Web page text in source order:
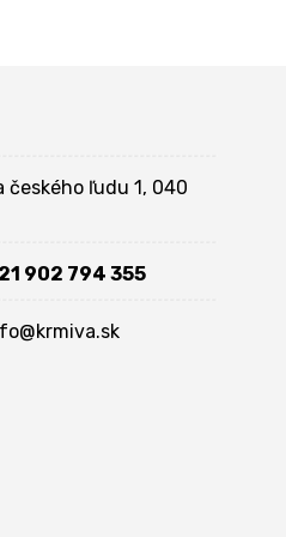
českého ľudu 1, 040
902 794 355